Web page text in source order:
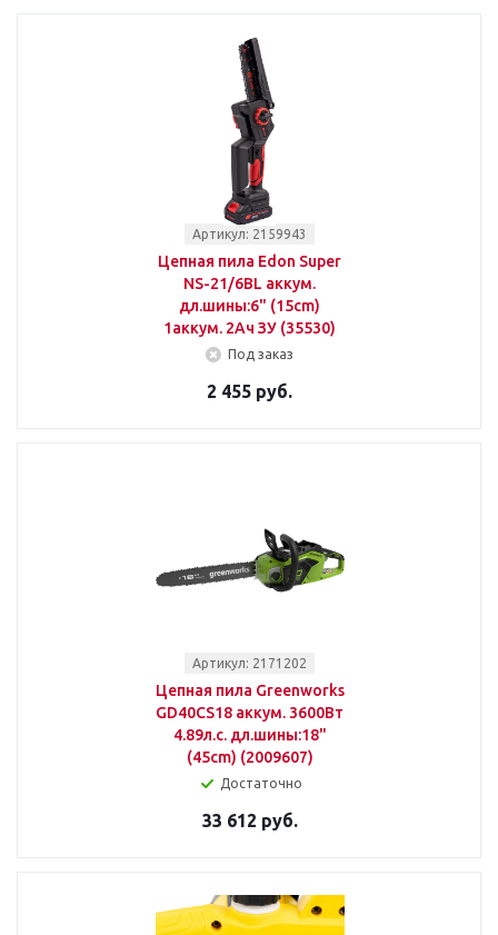
Артикул: 2159943
Цепная пила Edon Super
NS-21/6BL аккум.
дл.шины:6" (15cm)
1аккум. 2Ач ЗУ (35530)
Под заказ
2 455 руб.
Артикул: 2171202
Цепная пила Greenworks
GD40CS18 аккум. 3600Вт
4.89л.с. дл.шины:18"
(45cm) (2009607)
Достаточно
33 612 руб.